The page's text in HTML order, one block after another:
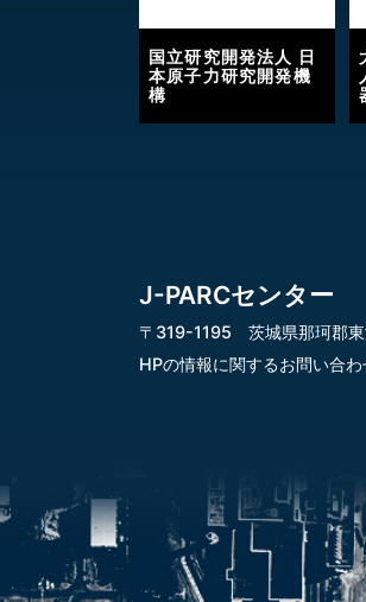
国立研究開発法人 日
本原子力研究開発機
構
J-PARCセンター
〒319-1195 茨城県那珂郡
HPの情報に関するお問い合わ